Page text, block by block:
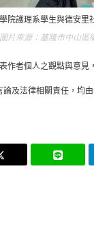
院護理系學生與德安里
基隆市中山區
作者個人之觀點與意見
論及法律相關責任，均